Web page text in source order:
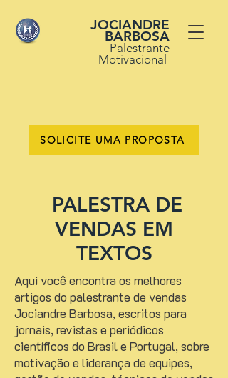
JOCIANDRE
BARBOSA
Palestrante
Motivacional
SOLICITE UMA PROPOSTA
PALESTRA DE
VENDAS EM
TEXTOS
Aqui você encontra os melhores
artigos do palestrante de vendas
Jociandre Barbosa, escritos para
jornais, revistas e periódicos
científicos do Brasil e Portugal, sobre
motivação e liderança de equipes,